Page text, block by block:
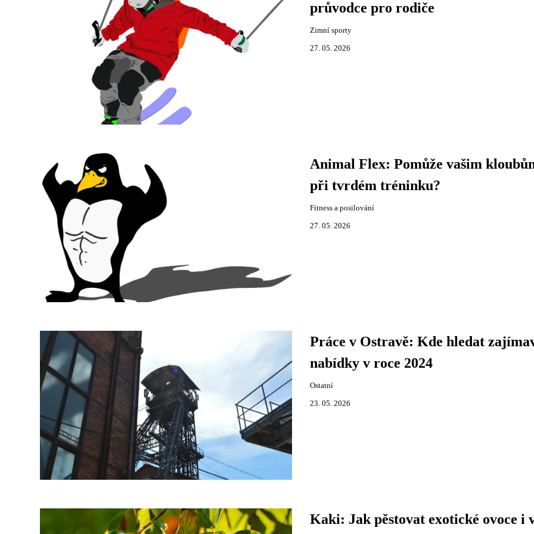
průvodce pro rodiče
Zimní sporty
27. 05. 2026
Animal Flex: Pomůže vašim
při tvrdém tréninku?
Fitness a posilování
27. 05. 2026
Práce v Ostravě: Kde hledat
nabídky v roce 2024
Ostatní
23. 05. 2026
Kaki: Jak pěstovat exotické ovoce i